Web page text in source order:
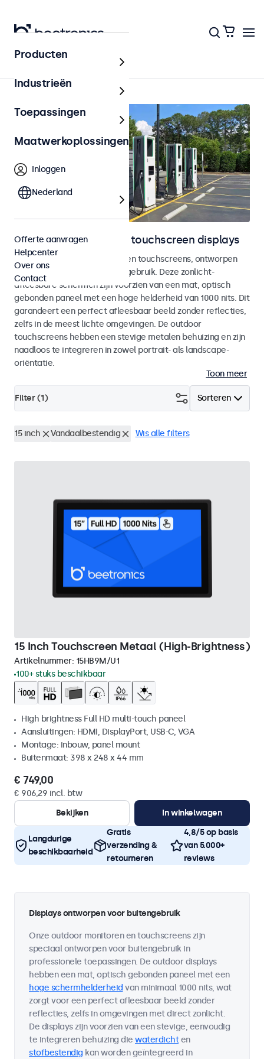
Outdoor
Outdoor monitoren en touchscreen displays
Weersbestendige monitoren en touchscreens, ontworpen
voor zowel binnen- als buitengebruik. Deze zonlicht-
afleesbare schermen zijn voorzien van een mat, optisch
gebonden paneel met een hoge helderheid van 1000 nits. Dit
garandeert een perfect afleesbaar beeld zonder reflecties,
zelfs in de meest lichte omgevingen. De outdoor
touchscreens hebben een stevige metalen behuizing en zijn
naadloos te integreren in zowel portrait- als landscape-
oriëntatie.
Toon meer
Sorteren
Filter (1)
15 inch Vandaalbestendig Wis alle filters
15 Inch Touchscreen Metaal (High-Brightness)
Artikelnummer: 15HB9M/U1
100+ stuks beschikbaar
High brightness Full HD multi-touch paneel
Aansluitingen: HDMI, DisplayPort, USB-C, VGA
Montage: inbouw, panel mount
Buitenmaat: 398 x 248 x 44 mm
€ 749,00
€ 906,29 incl. btw
Bekijken
In winkelwagen
Langdurige
beschikbaarheid
Gratis
verzending &
retourneren
4,8/5 op basis
van 5.000+
reviews
Displays ontworpen voor buitengebruik
Onze outdoor monitoren en touchscreens zijn
speciaal ontworpen voor buitengebruik in
professionele toepassingen. De outdoor displays
hebben een mat, optisch gebonden paneel met een
hoge schermhelderheid van minimaal 1000 nits, wat
zorgt voor een perfect afleesbaar beeld zonder
reflecties, zelfs in omgevingen met direct zonlicht.
De displays zijn voorzien van een stevige, eenvoudig
te integreren behuizing die waterdichten
stofbestendig kan worden geïntegreerd in
Producten
Industrieën
Toepassingen
Maatwerkoplossingen
Inloggen
Nederland
Offerte aanvragen
Helpcenter
Over ons
Contact